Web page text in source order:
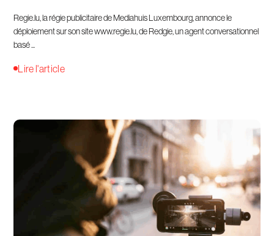
Regie.lu, la régie publicitaire de Mediahuis Luxembourg, annonce le
déploiement sur son site www.regie.lu, de Redgie, un agent conversationnel
basé ...
Lire l'article